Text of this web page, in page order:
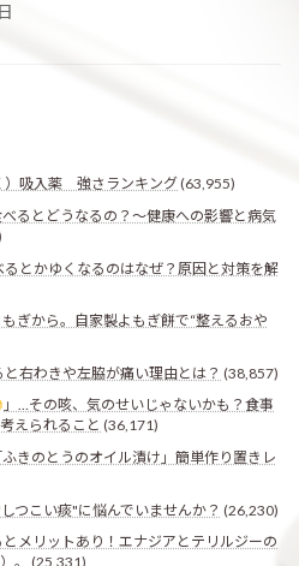
）吸入薬 強さランキング(63,955)
るとどうなるの？〜健康への影響と病気
るとかゆくなるのはなぜ？原因と対策を解
ぎから。自家製よもぎ餅で“整えるおや
と右わきや左脇が痛い理由とは？ (38,857)
」…その咳、気のせいじゃないかも？食事
えられること (36,171)
きのとうのオイル漬け」簡単作り置きレ
つこい痰"に悩んでいませんか？ (26,230)
メリットあり！エナジアとテリルジーの
。
(25,331)